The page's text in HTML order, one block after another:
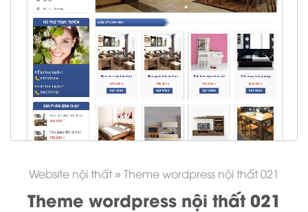
Website nội thất » Theme wordpress nội thất 021
Theme wordpress nội thất 021